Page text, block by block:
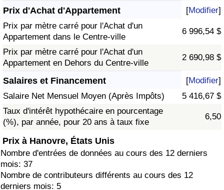
Prix d'Achat d'Appartement [Modifier]
Prix par mètre carré pour l'Achat d'un
Appartement dans le Centre-ville
6 996,54 $
Prix par mètre carré pour l'Achat d'un
Appartement en Dehors du Centre-ville
2 690,98 $
Salaires et Financement [Modifier]
Salaire Net Mensuel Moyen (Après Impôts)
5 416,67 $
Taux d'intérêt hypothécaire en pourcentage
(%), par année, pour 20 ans à taux fixe
6,50
Prix à Hanovre, États Unis
Nombre d'entrées de données au cours des 12 derniers
mois: 37
Nombre de contributeurs différents au cours des 12
derniers mois: 5